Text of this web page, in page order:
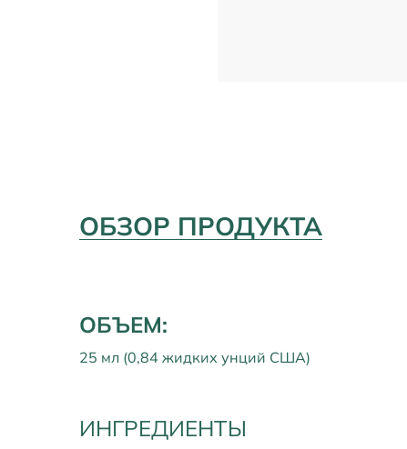
ОБЗОР ПРОДУКТА
ОБЪЕМ:
25 мл (0,84 жидких унций США)
ИНГРЕДИЕНТЫ